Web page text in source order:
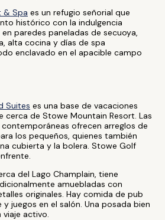
& Spa es un refugio señorial que
histórico con la indulgencia
paredes paneladas de secuoya,
alta cocina y días de spa
enclavado en el apacible campo
Suites es una base de vacaciones
cerca de Stowe Mountain Resort. Las
ofrecen arreglos de
los pequeños, quienes también
cubierta y la bolera. Stowe Golf
del Lago Champlain, tiene
amuebladas con
originales. Hay comida de pub
juegos en el salón. Una posada bien
viaje activo.